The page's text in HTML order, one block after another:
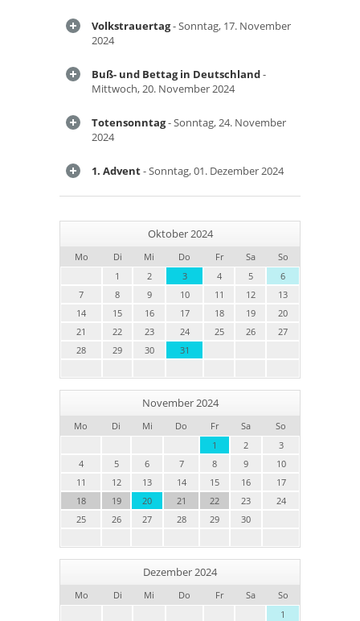
Volkstrauertag- Sonntag, 17. November
2024
Buß- und Bettag in Deutschland-
Mittwoch, 20. November 2024
Totensonntag- Sonntag, 24. November
2024
1. Advent- Sonntag, 01. Dezember 2024
Oktober 2024
Mo Di Mi Do Fr Sa
So
1
2 3 4 5
6
7
8 9 10 11 12
13
14
15 16 17 18 19
20
21
22 23 24 25 26
27
28
29 30 31
November 2024
Mo Di Mi Do Fr Sa
So
1
2
3
4
5 6 7 8 9
10
11
12 13 14 15 16
17
18
19 20 21 22 23
24
25
26 27 28 29 30
Dezember 2024
Mo Di Mi Do Fr Sa
So
1